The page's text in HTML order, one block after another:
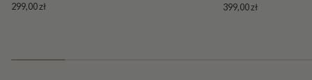
299,00 zł 399,00 zł